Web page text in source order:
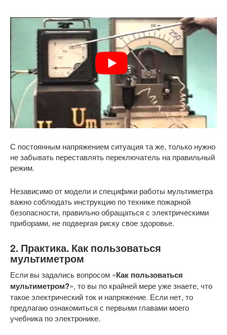
С постоянным напряжением ситуация та же, только нужно
не забывать переставлять переключатель на правильный
режим.
Независимо от модели и специфики работы мультиметра
важно соблюдать инструкцию по технике пожарной
безопасности, правильно обращаться с электрическими
приборами, не подвергая риску свое здоровье.
2. Практика. Как пользоваться
мультиметром
Если вы задались вопросом «Как пользоваться
мультиметром?», то вы по крайней мере уже знаете, что
такое электрический ток и напряжение. Если нет, то
предлагаю ознакомиться с первыми главами моего
учебника по электронике.